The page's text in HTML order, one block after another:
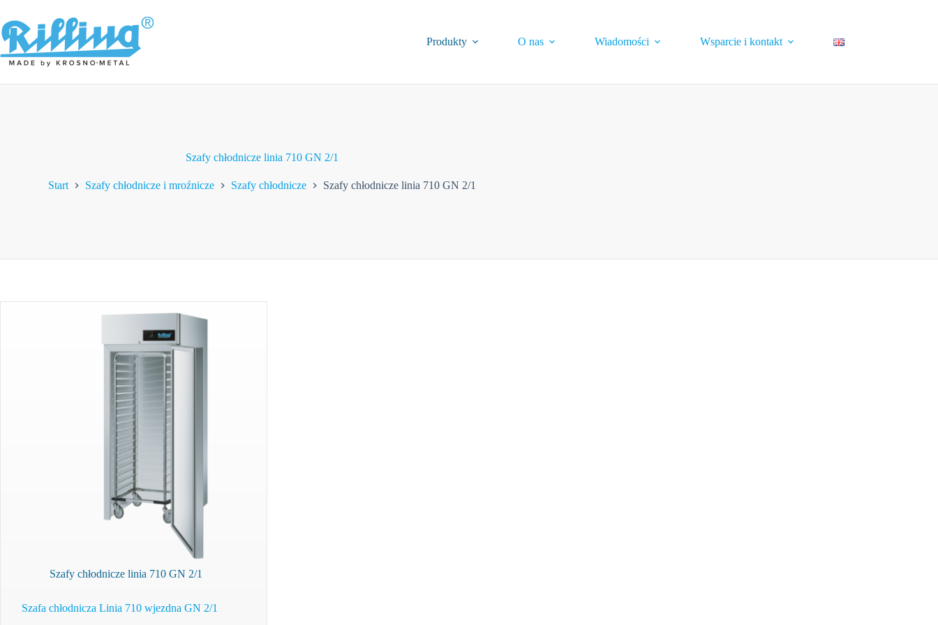
treści
Produkty
O nas Wiadomości Wsparcie i kontakt
Szafy chłodnicze linia 710 GN 2/1
Start Szafy chłodnicze i mroźnicze Szafy chłodnicze Szafy chłodnicze linia 710 GN 2/1
Szafy chłodnicze linia 710 GN 2/1
Szafa chłodnicza Linia 710 wjezdna GN 2/1